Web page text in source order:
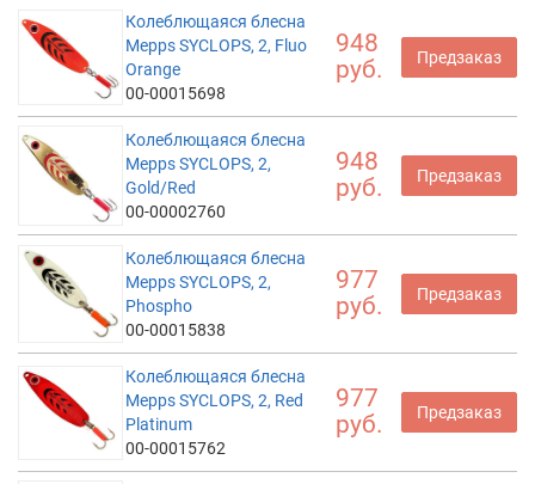
Колеблющаяся блесна
Mepps SYCLOPS, 2, Fluo
Orange
00-00015698
948
руб.
Предзаказ
Колеблющаяся блесна
Mepps SYCLOPS, 2,
Gold/Red
00-00002760
948
руб.
Предзаказ
Колеблющаяся блесна
Mepps SYCLOPS, 2,
Phospho
00-00015838
977
руб.
Предзаказ
Колеблющаяся блесна
Mepps SYCLOPS, 2, Red
Platinum
00-00015762
977
руб.
Предзаказ